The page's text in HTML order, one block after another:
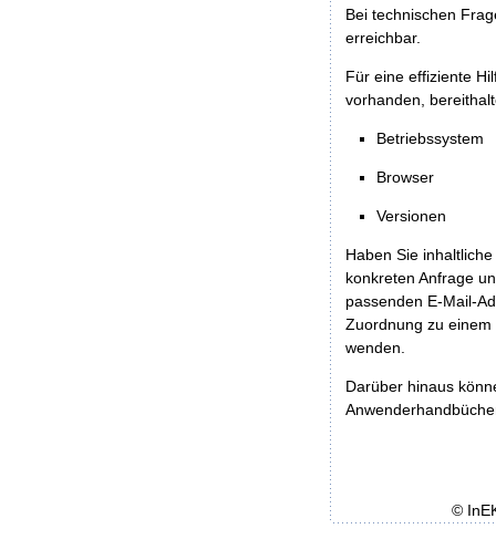
Bei technischen
erreichbar.
Für eine effiziente
vorhanden,
Betriebssystem
Browser
Versionen
Haben Sie
konkreten Anfrage
passenden E-Mail-
Zuordnung zu
wenden.
Darüber hinaus
©